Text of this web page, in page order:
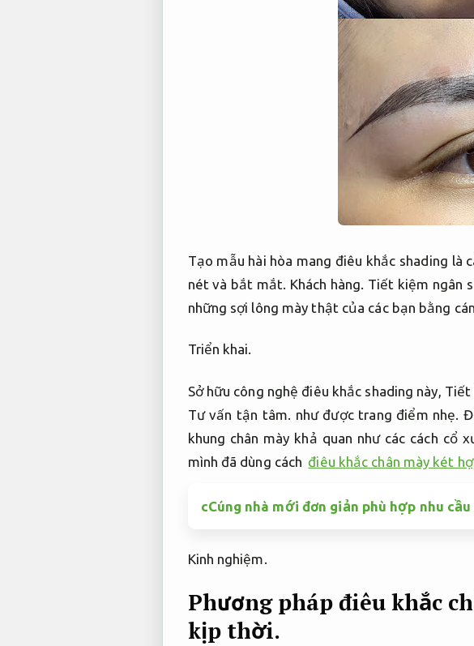
Tạo mẫu hài hòa mang điêu khắc shading là
nét và bắt mắt. Khách hàng. Tiết kiệm ngân
những sợi lông mày thật của các bạn bằng
Triển khai.
Sở hữu công nghệ điêu khắc shading này, Tiết
Tư vấn tận tâm.
như được trang điểm nhẹ.
khung chân mày khả quan như các cách cổ
mình đã dùng cách điêu khắc chân mày két
cCúng nhà mới đơn giản phù hợp nhu
Kinh nghiệm.
Phương pháp điêu khắc
kịp thời.